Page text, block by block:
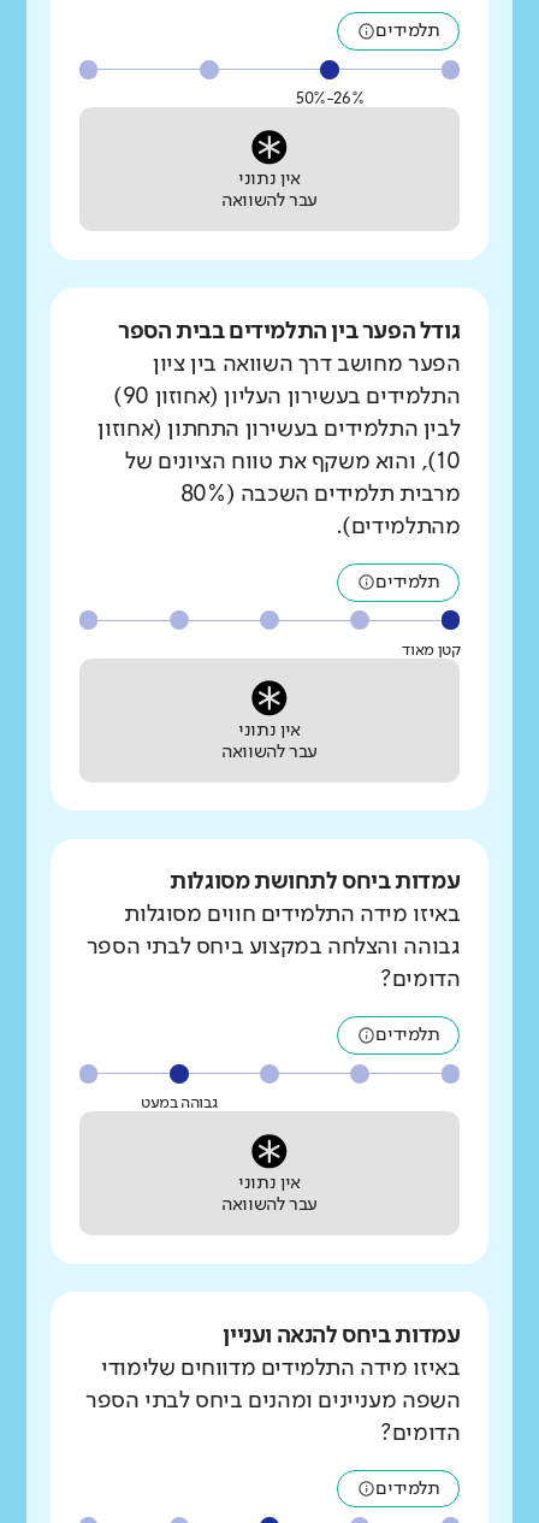
תלמידים
26%-50%
אין נתוני
עבר להשוואה
גודל הפער בין התלמידים בבית הספר
הפער מחושב דרך השוואה בין ציון
התלמידים בעשירון העליון (אחוזון 90)
לבין התלמידים בעשירון התחתון (אחוזון
10), והוא משקף את טווח הציונים של
מרבית תלמידים השכבה (80%
מהתלמידים).
תלמידים
קטן מאוד
אין נתוני
עבר להשוואה
עמדות ביחס לתחושת מסוגלות
באיזו מידה התלמידים חווים מסוגלות
גבוהה והצלחה במקצוע ביחס לבתי הספר
הדומים?
תלמידים
גבוהה במעט
אין נתוני
עבר להשוואה
עמדות ביחס להנאה ועניין
באיזו מידה התלמידים מדווחים שלימודי
השפה מעניינים ומהנים ביחס לבתי הספר
הדומים?
תלמידים